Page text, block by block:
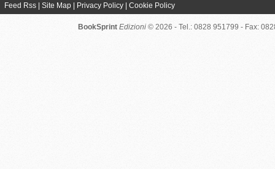
Feed Rss Site Map Privacy Policy Cookie Policy
BookSprint Edizioni © 2026 - Tel.: 0828 951799 - Fax: